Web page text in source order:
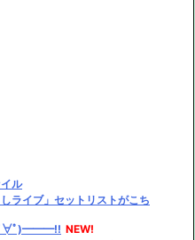
ル
ライブ」セットリストがこち
ﾟ∀ﾟ)━━━!! NEW!